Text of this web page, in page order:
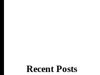
Recent Posts